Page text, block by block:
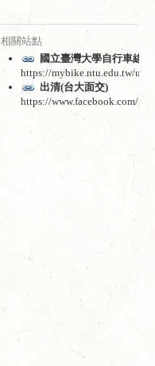
相關站點
國立臺灣大學自行車線
https://mybike.ntu.edu.tw/
出清(台大面交)
https://www.facebook.com/